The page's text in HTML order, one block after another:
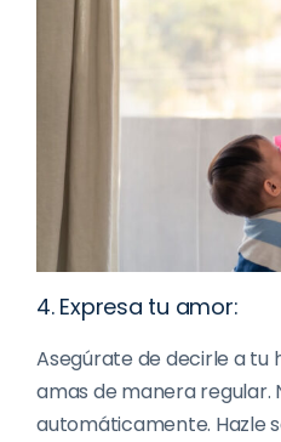
4. Expresa tu amor:
Asegúrate de decirle a tu
amas de manera regular.
automáticamente. Hazle